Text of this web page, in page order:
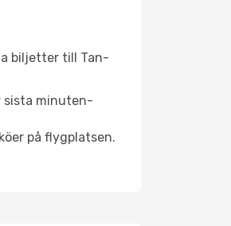
biljetter till Tan-
sista minuten-
på flygplatsen.